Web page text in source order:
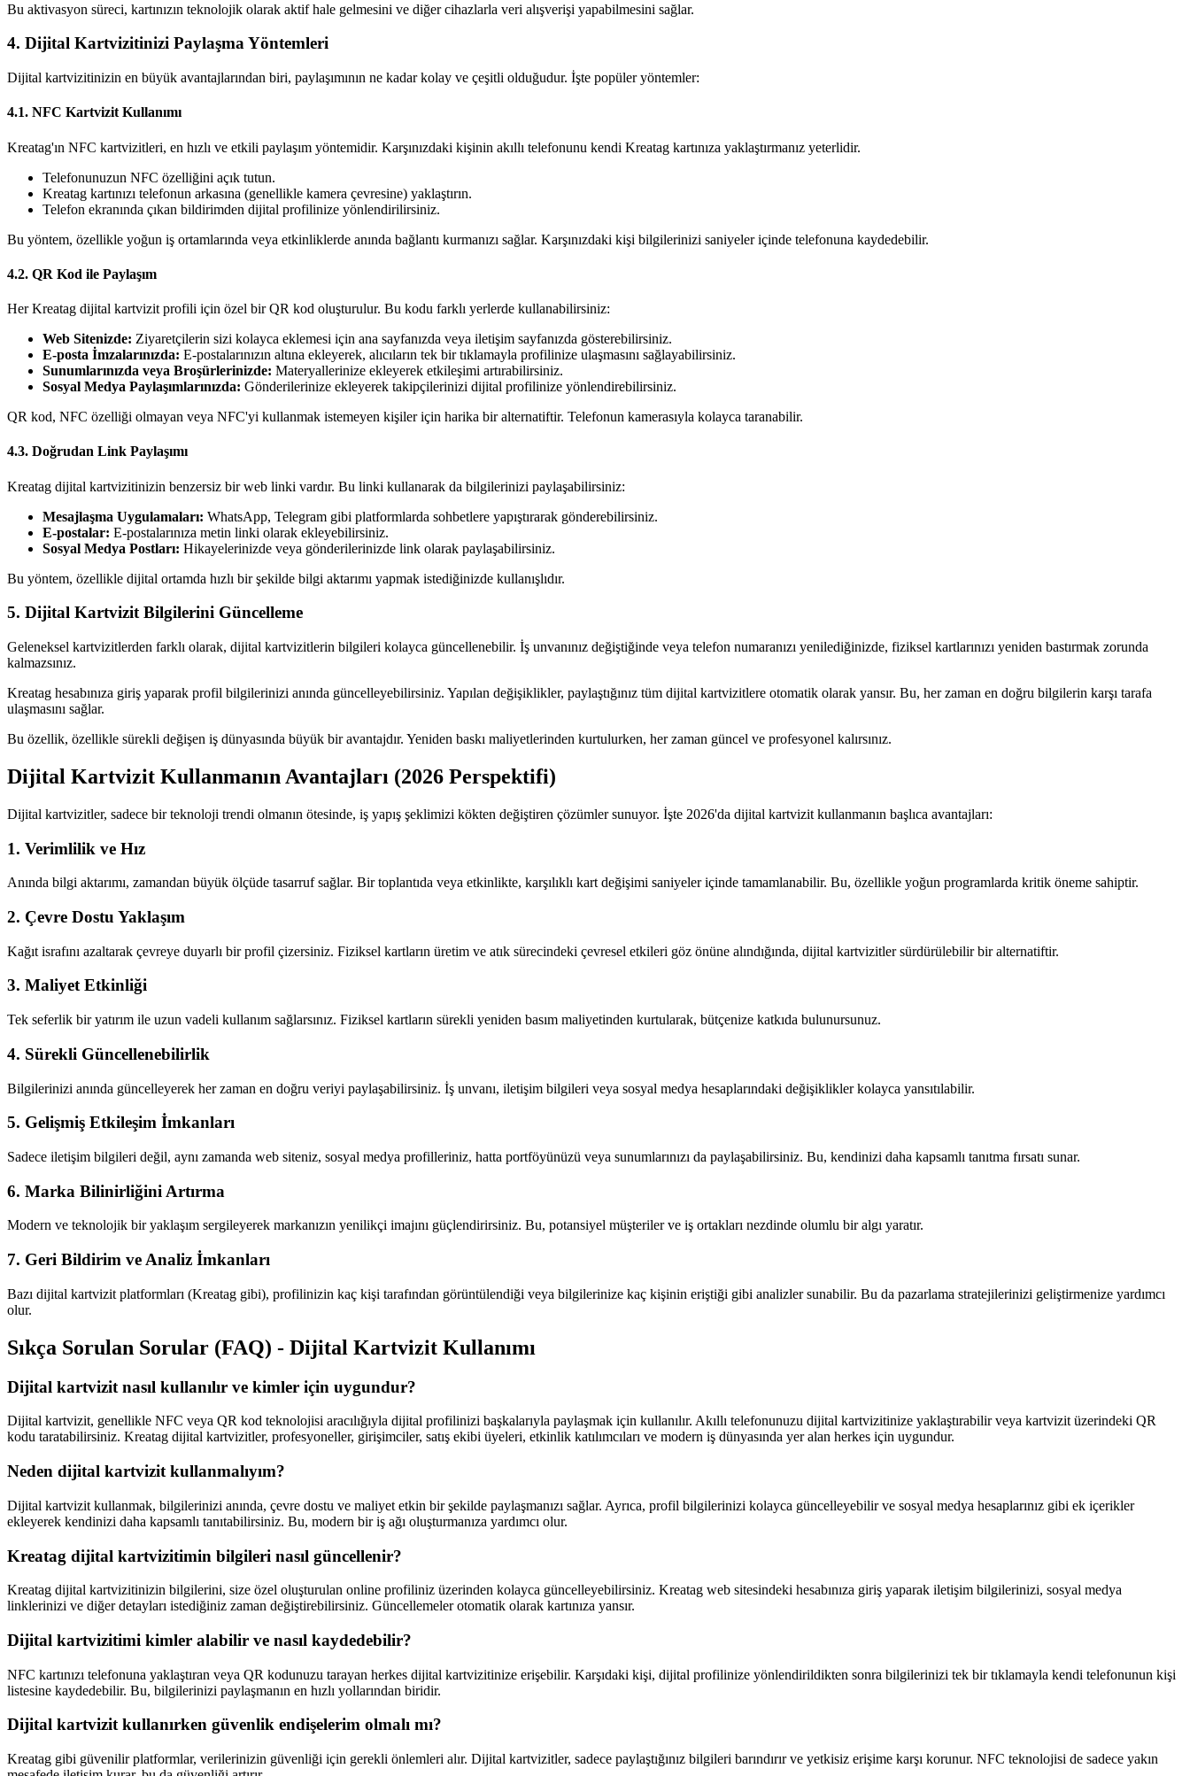
Bu aktivasyon süreci, kartınızın teknolojik olarak aktif hale gelmesini ve diğer cihazlarla veri alışverişi yapabilmesini sağlar.
4. Dijital Kartvizitinizi Paylaşma Yöntemleri
Dijital kartvizitinizin en büyük avantajlarından biri, paylaşımının ne kadar kolay ve çeşitli olduğudur. İşte popüler yöntemler:
4.1. NFC Kartvizit Kullanımı
Kreatag'ın NFC kartvizitleri, en hızlı ve etkili paylaşım yöntemidir. Karşınızdaki kişinin akıllı telefonunu kendi Kreatag kartınıza yaklaştırmanız yeterlidir.
Telefonunuzun NFC özelliğini açık tutun.
Kreatag kartınızı telefonun arkasına (genellikle kamera çevresine) yaklaştırın.
Telefon ekranında çıkan bildirimden dijital profilinize yönlendirilirsiniz.
Bu yöntem, özellikle yoğun iş ortamlarında veya etkinliklerde anında bağlantı kurmanızı sağlar. Karşınızdaki kişi bilgilerinizi saniyeler içinde telefonuna kaydedebilir.
4.2. QR Kod ile Paylaşım
Her Kreatag dijital kartvizit profili için özel bir QR kod oluşturulur. Bu kodu farklı yerlerde kullanabilirsiniz:
Web Sitenizde: Ziyaretçilerin sizi kolayca eklemesi için ana sayfanızda veya iletişim sayfanızda gösterebilirsiniz.
E-posta İmzalarınızda: E-postalarınızın altına ekleyerek, alıcıların tek bir tıklamayla profilinize ulaşmasını sağlayabilirsiniz.
Sunumlarınızda veya Broşürlerinizde: Materyallerinize ekleyerek etkileşimi artırabilirsiniz.
Sosyal Medya Paylaşımlarınızda: Gönderilerinize ekleyerek takipçilerinizi dijital profilinize yönlendirebilirsiniz.
QR kod, NFC özelliği olmayan veya NFC'yi kullanmak istemeyen kişiler için harika bir alternatiftir. Telefonun kamerasıyla kolayca taranabilir.
4.3. Doğrudan Link Paylaşımı
Kreatag dijital kartvizitinizin benzersiz bir web linki vardır. Bu linki kullanarak da bilgilerinizi paylaşabilirsiniz:
Mesajlaşma Uygulamaları: WhatsApp, Telegram gibi platformlarda sohbetlere yapıştırarak gönderebilirsiniz.
E-postalar: E-postalarınıza metin linki olarak ekleyebilirsiniz.
Sosyal Medya Postları: Hikayelerinizde veya gönderilerinizde link olarak paylaşabilirsiniz.
Bu yöntem, özellikle dijital ortamda hızlı bir şekilde bilgi aktarımı yapmak istediğinizde kullanışlıdır.
5. Dijital Kartvizit Bilgilerini Güncelleme
Geleneksel kartvizitlerden farklı olarak, dijital kartvizitlerin bilgileri kolayca güncellenebilir. İş unvanınız değiştiğinde veya telefon numaranızı yenilediğinizde, fiziksel kartlarınızı yeniden bastırmak zorunda
kalmazsınız.
Kreatag hesabınıza giriş yaparak profil bilgilerinizi anında güncelleyebilirsiniz. Yapılan değişiklikler, paylaştığınız tüm dijital kartvizitlere otomatik olarak yansır. Bu, her zaman en doğru bilgilerin karşı tarafa
ulaşmasını sağlar.
Bu özellik, özellikle sürekli değişen iş dünyasında büyük bir avantajdır. Yeniden baskı maliyetlerinden kurtulurken, her zaman güncel ve profesyonel kalırsınız.
Dijital Kartvizit Kullanmanın Avantajları (2026 Perspektifi)
Dijital kartvizitler, sadece bir teknoloji trendi olmanın ötesinde, iş yapış şeklimizi kökten değiştiren çözümler sunuyor. İşte 2026'da dijital kartvizit kullanmanın başlıca avantajları:
1. Verimlilik ve Hız
Anında bilgi aktarımı, zamandan büyük ölçüde tasarruf sağlar. Bir toplantıda veya etkinlikte, karşılıklı kart değişimi saniyeler içinde tamamlanabilir. Bu, özellikle yoğun programlarda kritik öneme sahiptir.
2. Çevre Dostu Yaklaşım
Kağıt israfını azaltarak çevreye duyarlı bir profil çizersiniz. Fiziksel kartların üretim ve atık sürecindeki çevresel etkileri göz önüne alındığında, dijital kartvizitler sürdürülebilir bir alternatiftir.
3. Maliyet Etkinliği
Tek seferlik bir yatırım ile uzun vadeli kullanım sağlarsınız. Fiziksel kartların sürekli yeniden basım maliyetinden kurtularak, bütçenize katkıda bulunursunuz.
4. Sürekli Güncellenebilirlik
Bilgilerinizi anında güncelleyerek her zaman en doğru veriyi paylaşabilirsiniz. İş unvanı, iletişim bilgileri veya sosyal medya hesaplarındaki değişiklikler kolayca yansıtılabilir.
5. Gelişmiş Etkileşim İmkanları
Sadece iletişim bilgileri değil, aynı zamanda web siteniz, sosyal medya profilleriniz, hatta portföyünüzü veya sunumlarınızı da paylaşabilirsiniz. Bu, kendinizi daha kapsamlı tanıtma fırsatı sunar.
6. Marka Bilinirliğini Artırma
Modern ve teknolojik bir yaklaşım sergileyerek markanızın yenilikçi imajını güçlendirirsiniz. Bu, potansiyel müşteriler ve iş ortakları nezdinde olumlu bir algı yaratır.
7. Geri Bildirim ve Analiz İmkanları
Bazı dijital kartvizit platformları (Kreatag gibi), profilinizin kaç kişi tarafından görüntülendiği veya bilgilerinize kaç kişinin eriştiği gibi analizler sunabilir. Bu da pazarlama stratejilerinizi geliştirmenize yardımcı
olur.
Sıkça Sorulan Sorular (FAQ) - Dijital Kartvizit Kullanımı
Dijital kartvizit nasıl kullanılır ve kimler için uygundur?
Dijital kartvizit, genellikle NFC veya QR kod teknolojisi aracılığıyla dijital profilinizi başkalarıyla paylaşmak için kullanılır. Akıllı telefonunuzu dijital kartvizitinize yaklaştırabilir veya kartvizit üzerindeki QR
kodu taratabilirsiniz. Kreatag dijital kartvizitler, profesyoneller, girişimciler, satış ekibi üyeleri, etkinlik katılımcıları ve modern iş dünyasında yer alan herkes için uygundur.
Neden dijital kartvizit kullanmalıyım?
Dijital kartvizit kullanmak, bilgilerinizi anında, çevre dostu ve maliyet etkin bir şekilde paylaşmanızı sağlar. Ayrıca, profil bilgilerinizi kolayca güncelleyebilir ve sosyal medya hesaplarınız gibi ek içerikler
ekleyerek kendinizi daha kapsamlı tanıtabilirsiniz. Bu, modern bir iş ağı oluşturmanıza yardımcı olur.
Kreatag dijital kartvizitimin bilgileri nasıl güncellenir?
Kreatag dijital kartvizitinizin bilgilerini, size özel oluşturulan online profiliniz üzerinden kolayca güncelleyebilirsiniz. Kreatag web sitesindeki hesabınıza giriş yaparak iletişim bilgilerinizi, sosyal medya
linklerinizi ve diğer detayları istediğiniz zaman değiştirebilirsiniz. Güncellemeler otomatik olarak kartınıza yansır.
Dijital kartvizitimi kimler alabilir ve nasıl kaydedebilir?
NFC kartınızı telefonuna yaklaştıran veya QR kodunuzu tarayan herkes dijital kartvizitinize erişebilir. Karşıdaki kişi, dijital profilinize yönlendirildikten sonra bilgilerinizi tek bir tıklamayla kendi telefonunun kişi
listesine kaydedebilir. Bu, bilgilerinizi paylaşmanın en hızlı yollarından biridir.
Dijital kartvizit kullanırken güvenlik endişelerim olmalı mı?
Kreatag gibi güvenilir platformlar, verilerinizin güvenliği için gerekli önlemleri alır. Dijital kartvizitler, sadece paylaştığınız bilgileri barındırır ve yetkisiz erişime karşı korunur. NFC teknolojisi de sadece yakın